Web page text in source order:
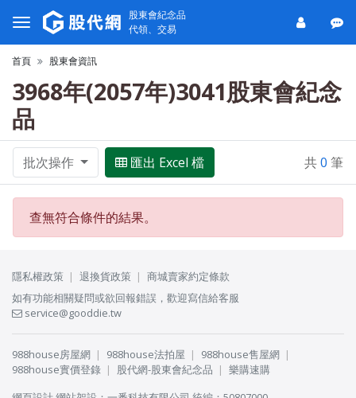
股東會紀念品
代領、交易
首頁 股東會資訊
3968年(2057年)3041股東會紀念
品
批次操作 匯出 Excel 檔 共0 筆
查無符合條件的結果。
隱私權政策 退換貨政策
商城賣家約定條款
如有功能相關疑問或欲回報錯誤，歡迎寫信給客服
service@gooddie.tw
988house房屋網 988house法拍屋
988house售屋網
988house實價登錄
股代網-股東會紀念品
樂購速購